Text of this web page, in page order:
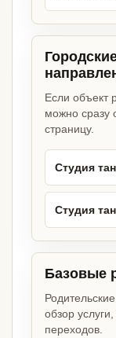
Если объект
можно сразу
страницу.
Студия
Студия
Базовые
обзор
переходов.